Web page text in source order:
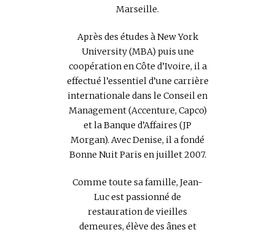
Marseille.
Après des études à New York
University (MBA) puis une
coopération en Côte d’Ivoire, il a
effectué l’essentiel d’une carrière
internationale dans le Conseil en
Management (Accenture, Capco)
et la Banque d’Affaires (JP
Morgan). Avec Denise, il a fondé
Bonne Nuit Paris en juillet 2007.
Comme toute sa famille, Jean-
Luc est passionné de
restauration de vieilles
demeures, élève des ânes et